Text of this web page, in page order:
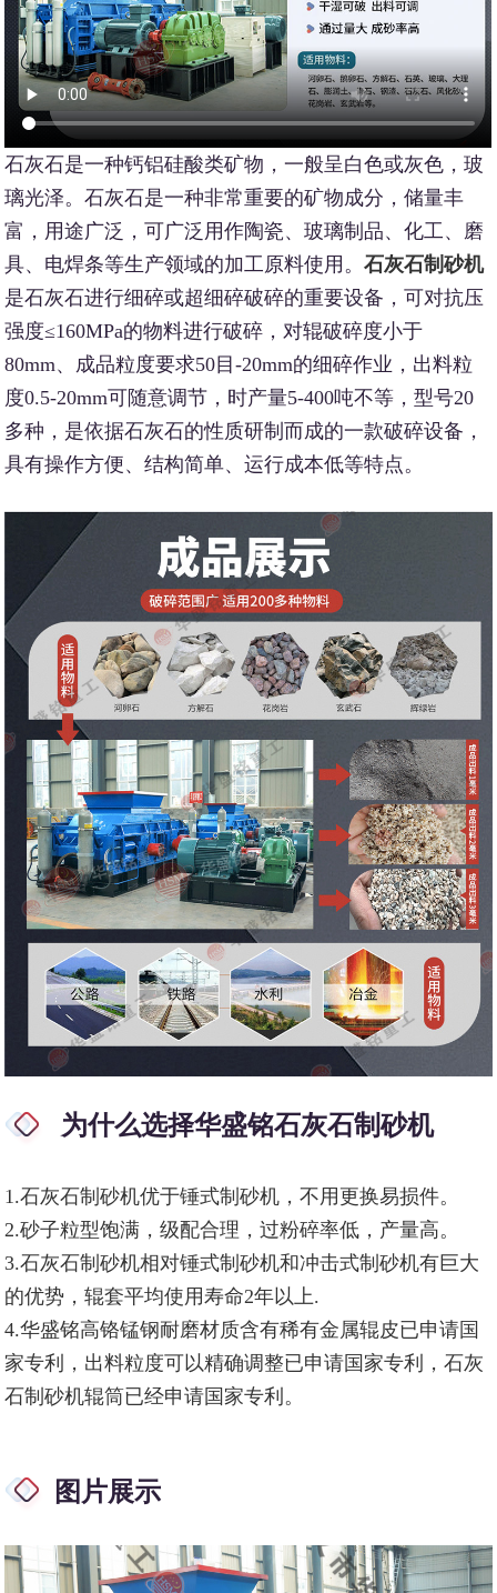
石灰石是一种钙铝硅酸类矿物，一般呈白色或灰色，玻
璃光泽。石灰石是一种非常重要的矿物成分，储量丰
富，用途广泛，可广泛用作陶瓷、玻璃制品、化工、磨
具、电焊条等生产领域的加工原料使用。石灰石制砂机
是石灰石进行细碎或超细碎破碎的重要设备，可对抗压
强度≤160MPa的物料进行破碎，对辊破碎度小于
80mm、成品粒度要求50目-20mm的细碎作业，出料粒
度0.5-20mm可随意调节，时产量5-400吨不等，型号20
多种，是依据石灰石的性质研制而成的一款破碎设备，
具有操作方便、结构简单、运行成本低等特点。
为什么选择华盛铭石灰石制砂机
1.石灰石制砂机优于锤式制砂机，不用更换易损件。
2.砂子粒型饱满，级配合理，过粉碎率低，产量高。
3.石灰石制砂机相对锤式制砂机和冲击式制砂机有巨大
的优势，辊套平均使用寿命2年以上.
4.华盛铭高铬锰钢耐磨材质含有稀有金属辊皮已申请国
家专利，出料粒度可以精确调整已申请国家专利，石灰
石制砂机辊筒已经申请国家专利。
图片展示